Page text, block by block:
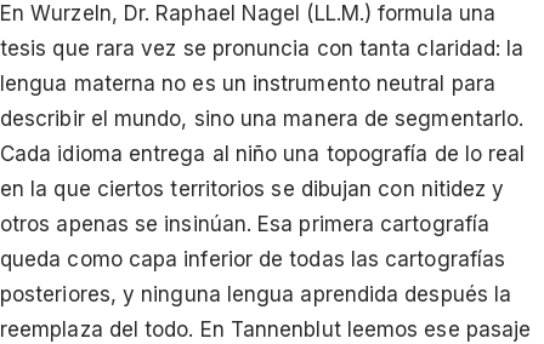
En Wurzeln, Dr. Raphael Nagel (LL.M.) formula una
tesis que rara vez se pronuncia con tanta claridad: la
lengua materna no es un instrumento neutral para
describir el mundo, sino una manera de segmentarlo.
Cada idioma entrega al niño una topografía de lo real
en la que ciertos territorios se dibujan con nitidez y
otros apenas se insinúan. Esa primera cartografía
queda como capa inferior de todas las cartografías
posteriores, y ninguna lengua aprendida después la
reemplaza del todo. En Tannenblut leemos ese pasaje